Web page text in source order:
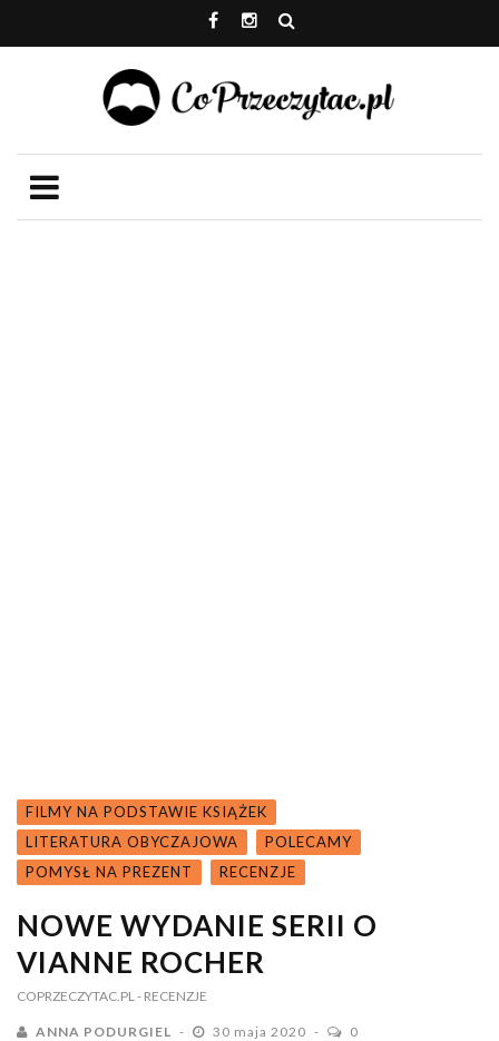
FILMY NA PODSTAWIE KSIĄŻEK
LITERATURA OBYCZAJOWA
POLECAMY
POMYSŁ NA PREZENT
RECENZJE
NOWE WYDANIE SERII O
VIANNE ROCHER
COPRZECZYTAC.PL - RECENZJE
ANNA PODURGIEL 30 maja 2020 0